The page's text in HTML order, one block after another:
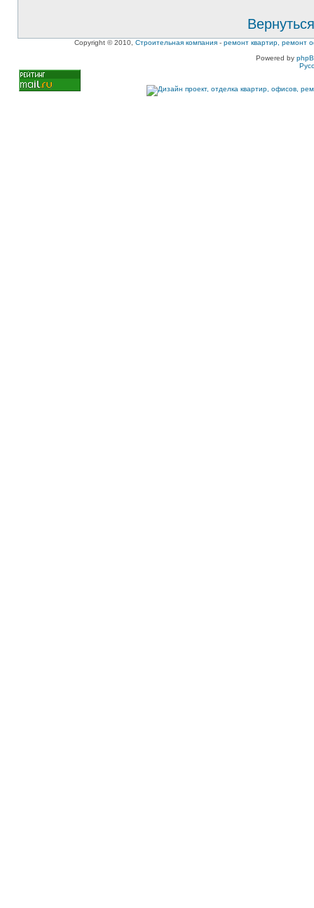
Copyright © 2010, Строительная компания - ремонт квартир, ремонт
Powered by